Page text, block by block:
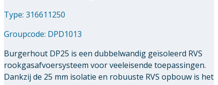
Type: 316611250
Groupcode: DPD1013
Burgerhout DP25 is een dubbelwandig geïsoleerd RVS
rookgasafvoersysteem voor veeleisende toepassingen.
Dankzij de 25 mm isolatie en robuuste RVS opbouw is het